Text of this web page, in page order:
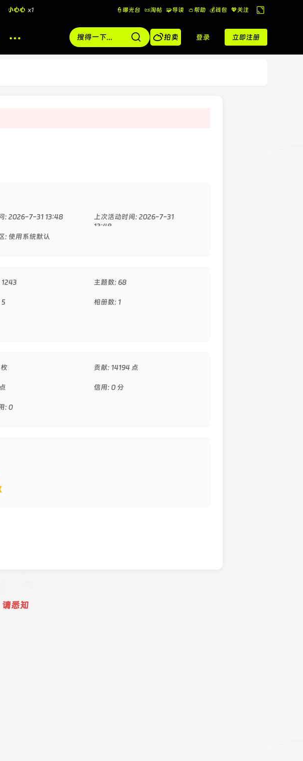
小心心 x1
盖墨镜
心心 x1
👮曝光台 📜淘帖 🧩导读 👛帮助 💰️钱包 💖关注
换
到
宽
版
拍卖 登录 立即注册
: 2026-7-31 13:48
上次活动时间: 2026-7-31
13:48
: 使用系统默认
1243 主题数: 68
5 相册数: 1
贡献: 14194 点
信用: 0 分
: 0
悉知